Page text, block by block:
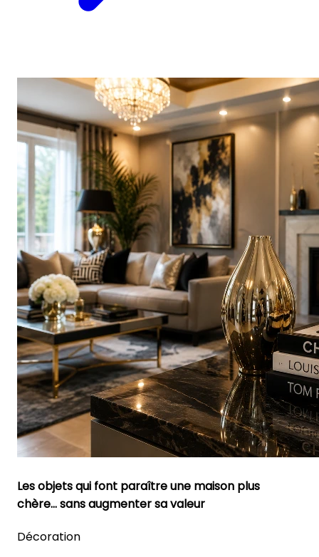
Les objets qui font paraître une maison plus
chère… sans augmenter sa valeur
Décoration